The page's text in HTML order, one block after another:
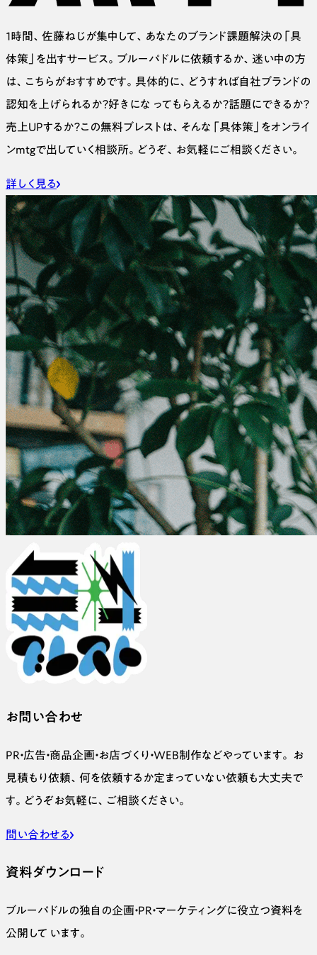
１時間、佐藤ねじが集中して、あなたのブランド課題解決の「具
体策」を出すサービス。ブルーパドルに依頼するか、迷い中の方
は、こちらがおすすめです。具体的に、どうすれば自社ブランドの
認知を上げられるか？好きにな ってもらえるか？話題にできるか？
売上UPするか？この無料ブレストは、そんな「具体策」をオンライ
ンmtgで出していく相談所。どうぞ、お気軽にご相談ください。
詳しく見る
お問い合わせ
PR・広告・商品企画・お店づくり・WEB制作などやっています。 お
見積もり依頼、何を依頼するか定まっていない依頼も大丈夫で
す。どうぞお気軽に、ご相談ください。
問い合わせる
資料ダウンロード
ブルーパドルの独自の企画・PR・マーケティングに役立つ資料を
公開して います。